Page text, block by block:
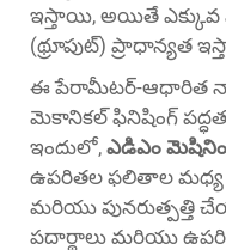
ఇస్తాయి, అయితే ఎక్కువ
(థ్రూపుట్) ప్రాధాన్యత
ఈ పేరామీటర్-ఆధారిత
మెకానికల్ ఫినిషింగ్
ఇందులో, ఎడిఎం
ఉపరితల ఫలితాల మధ్య
మరియు పునరుత్పత్తి
పదార్థాలు మరియు